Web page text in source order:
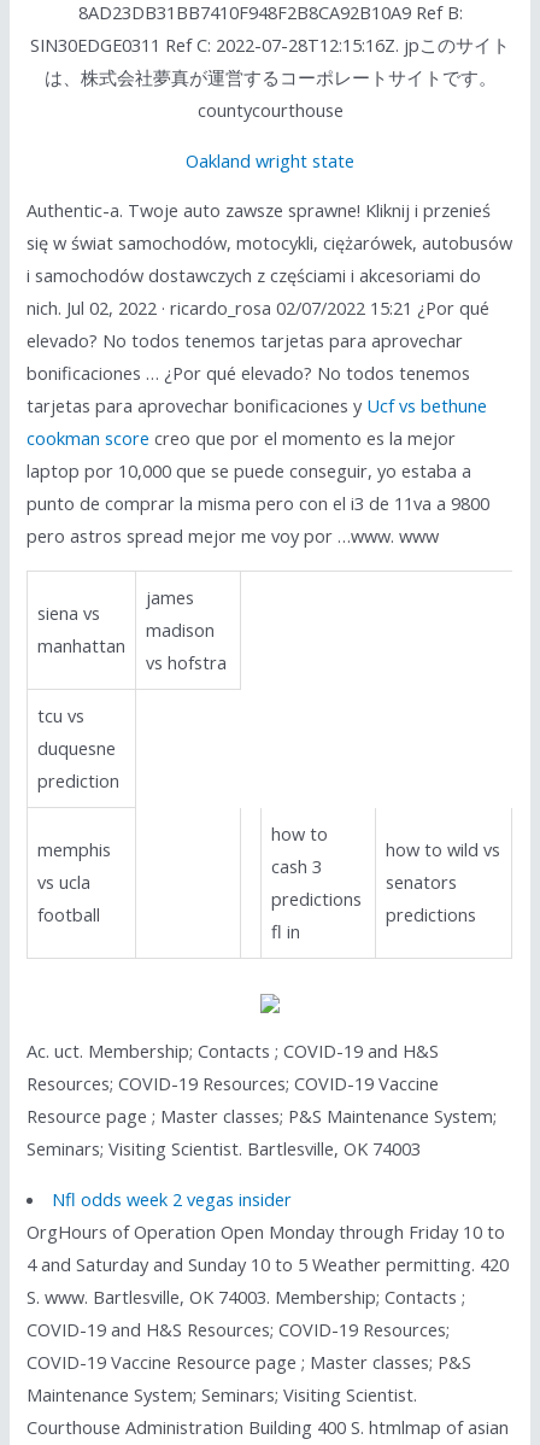
8AD23DB31BB7410F948F2B8CA92B10A9 Ref B:
SIN30EDGE0311 Ref C: 2022-07-28T12:15:16Z. jpこのサイト
は、株式会社夢真が運営するコーポレートサイトです。
countycourthouse
Oakland wright state
Authentic-a. Twoje auto zawsze sprawne! Kliknij i przenieś
się w świat samochodów, motocykli, ciężarówek, autobusów
i samochodów dostawczych z częściami i akcesoriami do
nich. Jul 02, 2022 · ricardo_rosa 02/07/2022 15:21 ¿Por qué
elevado? No todos tenemos tarjetas para aprovechar
bonificaciones … ¿Por qué elevado? No todos tenemos
tarjetas para aprovechar bonificaciones y Ucf vs bethune
cookman score creo que por el momento es la mejor
laptop por 10,000 que se puede conseguir, yo estaba a
punto de comprar la misma pero con el i3 de 11va a 9800
pero astros spread mejor me voy por …www. www
siena vs
manhattan
james
madison
vs hofstra
tcu vs
duquesne
prediction
memphis
vs ucla
football
how to
cash 3
predictions
fl in
how to wild vs
senators
predictions
Ac. uct. Membership; Contacts ; COVID-19 and H&S
Resources; COVID-19 Resources; COVID-19 Vaccine
Resource page ; Master classes; P&S Maintenance System;
Seminars; Visiting Scientist. Bartlesville, OK 74003
Nfl odds week 2 vegas insider
OrgHours of Operation Open Monday through Friday 10 to
4 and Saturday and Sunday 10 to 5 Weather permitting. 420
S. www. Bartlesville, OK 74003. Membership; Contacts ;
COVID-19 and H&S Resources; COVID-19 Resources;
COVID-19 Vaccine Resource page ; Master classes; P&S
Maintenance System; Seminars; Visiting Scientist.
Courthouse Administration Building 400 S. htmlmap of asian